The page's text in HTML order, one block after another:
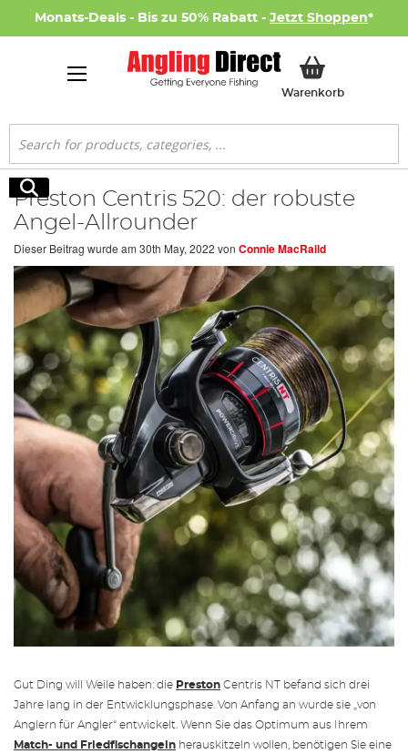
Monats-Deals - Bis zu 50% Rabatt - Jetzt Shoppen*
WarenkorbMein
Suche
Suche
Preston Centris 520: der robuste
Angel-Allrounder
Dieser Beitrag wurde am 30th May, 2022 von Connie MacRaild
Gut Ding will Weile haben: die Preston Centris NT befand sich drei
Jahre lang in der Entwicklungsphase. Von Anfang an wurde sie „von
Anglern für Angler“ entwickelt. Wenn Sie das Optimum aus Ihrem
Match- und Friedfischangeln herauskitzeln wollen, benötigen Sie eine